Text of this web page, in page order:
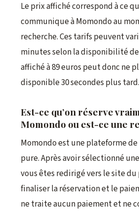
Le prix affiché correspond à ce
communique à Momondo au
recherche. Ces tarifs peuvent
minutes selon la disponibilité
affiché à 89 euros peut donc ne
disponible 30 secondes plus tard.
Est-ce qu’on réserve
Momondo ou est-ce une
Momondo est une plateforme
pure. Après avoir sélectionné
vous êtes redirigé vers le site
finaliser la réservation et le
ne traite aucun paiement et ne